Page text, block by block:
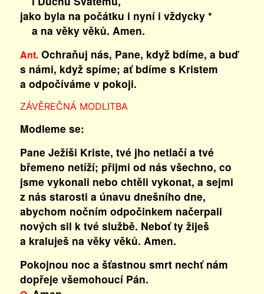
jako byla na počátku i nyní i vždycky *
a na věky věků. Amen.
Ant.Ochraňuj nás, Pane, když bdíme, a buď
s námi, když spíme; ať bdíme s Kristem
a odpočíváme v pokoji.
ZÁVĚREČNÁ MODLITBA
Modleme se:
Pane Ježíši Kriste, tvé jho netlačí a tvé
břemeno netíží; přijmi od nás všechno, co
jsme vykonali nebo chtěli vykonat, a sejmi
z nás starosti a únavu dnešního dne,
abychom nočním odpočinkem načerpali
nových sil k tvé službě. Neboť ty žiješ
a kraluješ na věky věků. Amen.
Pokojnou noc a šťastnou smrt nechť nám
dopřeje všemohoucí Pán.